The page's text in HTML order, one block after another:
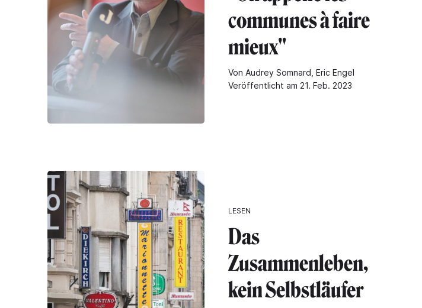
communes à faire
mieux"
Von Audrey Somnard, Eric Engel
Veröffentlicht am 21. Feb. 2023
LESEN
Das
Zusammenleben,
kein Selbstläufer